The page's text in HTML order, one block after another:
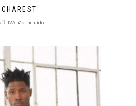
IVA não incluído